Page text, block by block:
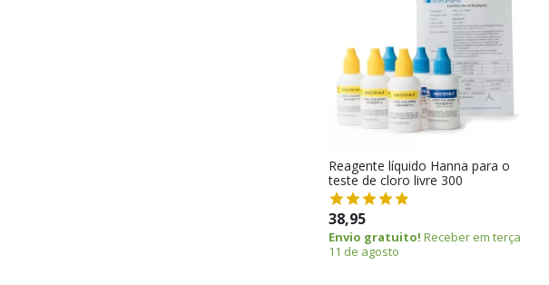
Reagente líquido Hanna para o
teste de cloro livre 300
38,95
Envio gratuito! Receber em terça
11 de agosto